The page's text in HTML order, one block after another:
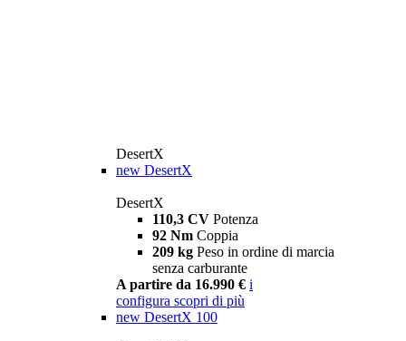
DesertX
new DesertX
DesertX
110,3 CV Potenza
92 Nm Coppia
209 kg Peso in ordine di marcia
senza carburante
A partire da 16.990 € i
configura scopri di più
new DesertX 100